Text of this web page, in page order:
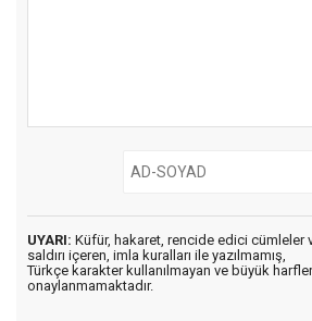
UYARI: Küfür, hakaret, rencide edici cümleler
saldırı içeren, imla kuralları ile yazılmamış,
Türkçe karakter kullanılmayan ve büyük
onaylanmamaktadır.